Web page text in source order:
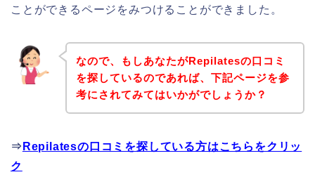
ことができるページをみつけることができました。
なので、もしあなたがRepilatesの口コミ
を探しているのであれば、下記ページを参
考にされてみてはいかがでしょうか？
⇒ Repilatesの口コミを探している方はこちらをクリッ
ク